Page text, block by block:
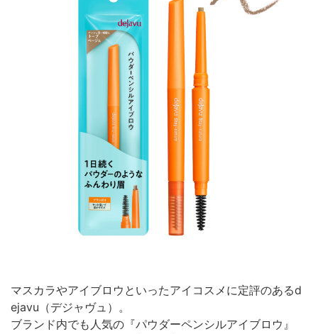
マスカラやアイブロウといったアイコスメに定評のあるd
ejavu（デジャヴュ）。
ブランド内でも人気の『パウダーペンシルアイブロウ』